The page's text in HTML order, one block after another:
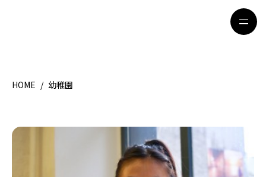
HOME
留学＆キャリア
HOME / 幼稚園